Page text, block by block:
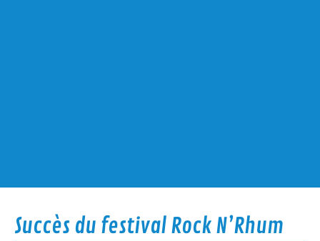
Succès du festival Rock N’Rhum